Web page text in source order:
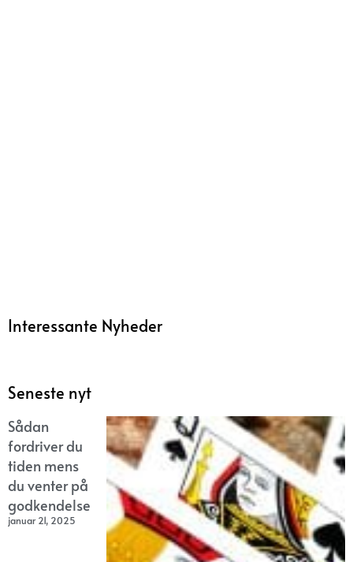
Interessante Nyheder
Seneste nyt
Sådan
fordriver du
tiden mens
du venter på
godkendelse
januar 21, 2025